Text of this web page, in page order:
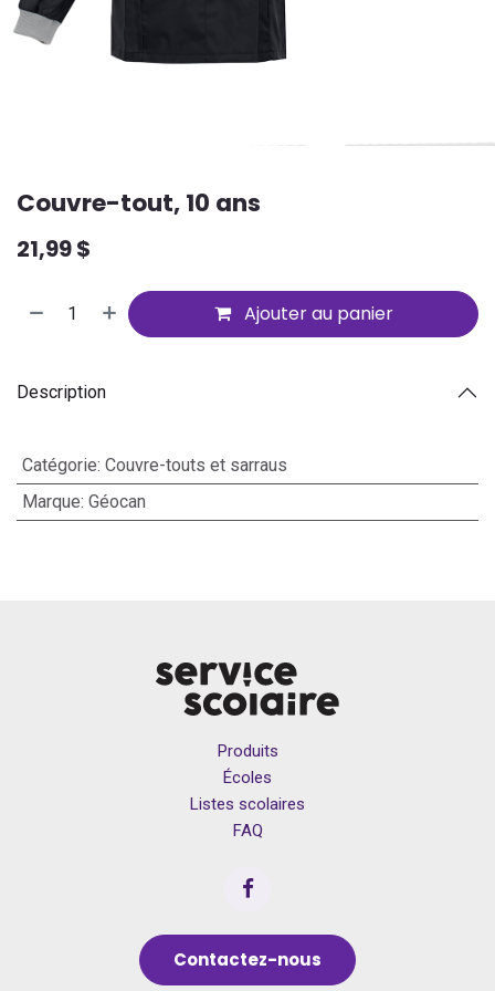
Couvre-tout, 10 ans
21,99$
Ajouter au panier
Description
Catégorie: Couvre-touts et sarraus
Marque: Géocan
Produits
Écoles
Listes scolaires
FAQ
Contactez-nous